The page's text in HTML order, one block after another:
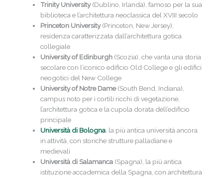
Trinity University(Dublino, Irlanda), famoso per la sua
biblioteca e l’architettura neoclassica del XVIII secolo
Princeton University(Princeton, New Jersey),
residenza caratterizzata dall’architettura gotica
collegiale
University of Edinburgh (Scozia), che vanta una storia
secolare con l’iconico edificio Old College e gli edifici
neogotici del New College
University of Notre Dame(South Bend, Indiana),
campus noto per i cortili ricchi di vegetazione,
l’architettura gotica e la cupola dorata dell’edificio
principale
Università di Bologna, la più antica università ancora
in attività, con storiche strutture palladiane e
medievali
Università di Salamanca (Spagna), la più antica
istituzione accademica della Spagna, con architettura